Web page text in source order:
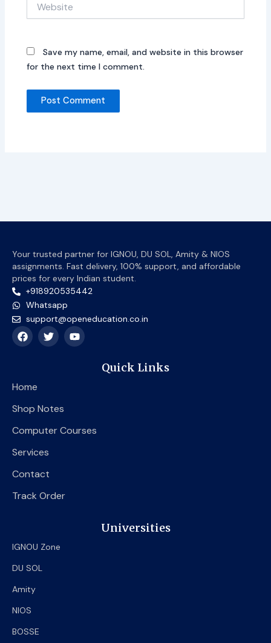
Save my name, email, and website in this browser
for the next time I comment.
Your trusted partner for IGNOU, DU SOL, Amity & NIOS
assignments. Fast delivery, 100% support, and affordable
prices for every Indian student.
+918920535442
Whatsapp
support@openeducation.co.in
F
a
c
o
T
w
i
Y
o
u
Quick Links
Home
Shop Notes
Computer Courses
Services
Contact
Track Order
Universities
IGNOU Zone
DU SOL
Amity
NIOS
BOSSE